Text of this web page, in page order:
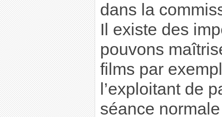
dans la
Il existe des
pouvons
films par
l’exploitant de
séance